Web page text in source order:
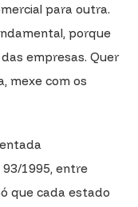
para outra.
porque
empresas. Quer
mexe com os
93/1995, entre
que cada estado